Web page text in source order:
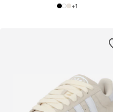
+1